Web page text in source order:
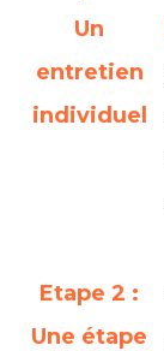
Un
entretien
individuel
Etape 2 :
Une étape